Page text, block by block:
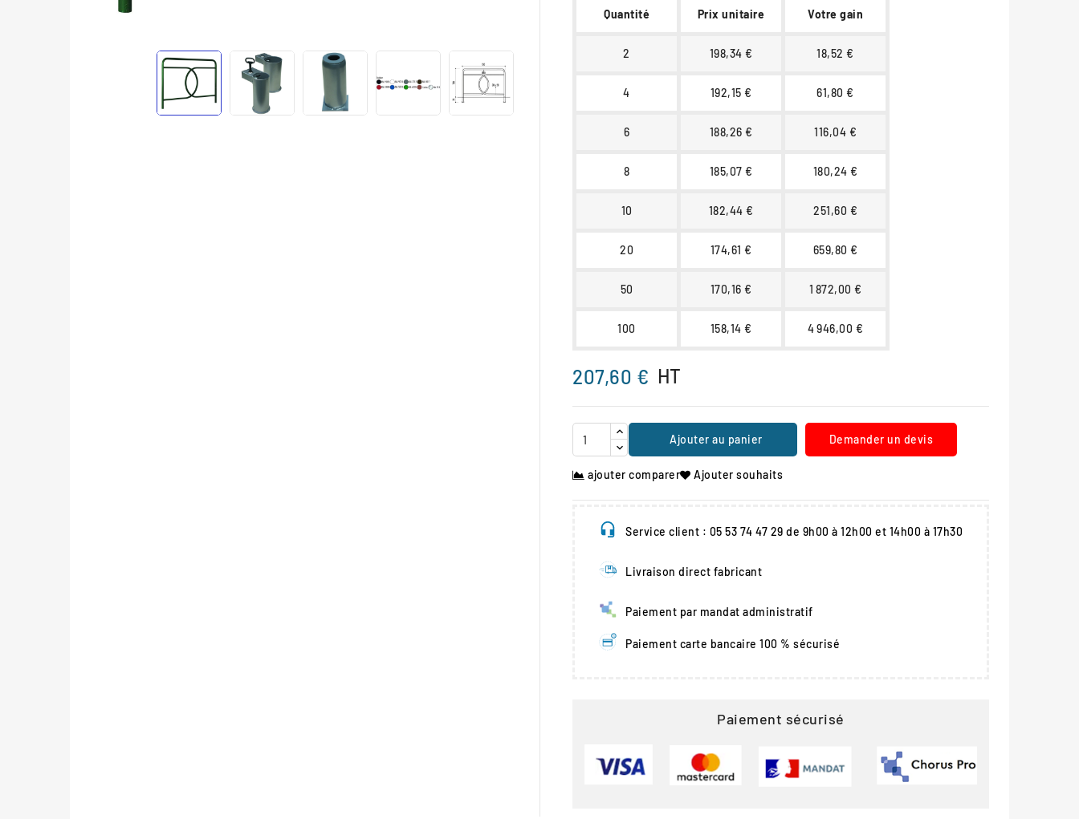
Quantité Prix unitaire Votre gain
2 198,34 € 18,52 €
4 192,15 € 61,80 €
6 188,26 € 116,04 €
8 185,07 € 180,24 €
10 182,44 € 251,60 €
20 174,61 € 659,80 €
50 170,16 € 1 872,00 €
100 158,14 € 4 946,00 €
207,60 € HT
Ajouter au panier Demander un devis
ajouter comparer Ajouter souhaits
Service client : 05 53 74 47 29 de 9h00 à 12h00 et 14h00 à 17h30
Livraison direct fabricant
Paiement par mandat administratif
Paiement carte bancaire 100 % sécurisé
Paiement sécurisé